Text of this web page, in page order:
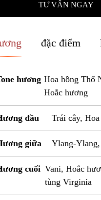
TƯ VẤN NGAY
đặc điểm
hương Hoa hồng Thổ
Hoắc hương
đầu Trái cây,
giữa Ylang-
cuối Vani, Hoắc
tùng Virginia